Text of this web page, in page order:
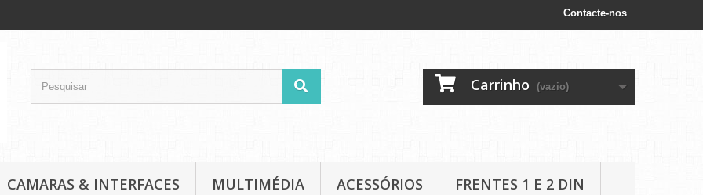
Contacte-nos
Carrinho (vazio)
CAMARAS & INTERFACES MULTIMÉDIA ACESSÓRIOS FRENTES 1 E 2 DIN